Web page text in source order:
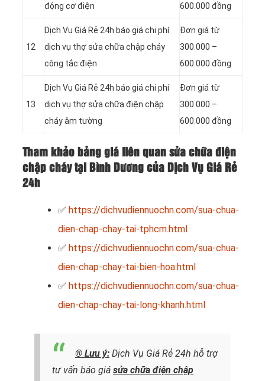
động cơ điện
600.000 đồng
12
Dịch Vụ Giá Rẻ 24h báo giá chi phí
dịch vụ thợ sửa chữa chập cháy
công tắc điện
Đơn giá từ
300.000 –
600.000 đồng
13
Dịch Vụ Giá Rẻ 24h báo giá chi phí
dịch vụ thợ sửa chữa điện chập
cháy âm tường
Đơn giá từ
300.000 –
600.000 đồng
Tham khảo bảng giá liên quan sửa chữa điện
chập cháy tại Bình Dương của Dịch Vụ Giá Rẻ
24h
✅ https://dichvudiennuochn.com/sua-chua-
dien-chap-chay-tai-tphcm.html
✅ https://dichvudiennuochn.com/sua-chua-
dien-chap-chay-tai-bien-hoa.html
✅ https://dichvudiennuochn.com/sua-chua-
dien-chap-chay-tai-long-khanh.html
® Lưu ý: Dịch Vụ Giá Rẻ 24h hỗ trợ
tư vấn báo giá sửa chữa điện chập